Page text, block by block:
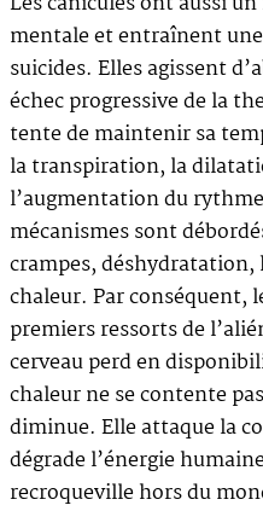
mentale et entraînent
suicides. Elles agissent
échec progressive de la
tente de maintenir sa
la transpiration, la
l’augmentation du
mécanismes sont
crampes,
chaleur. Par conséquent,
premiers ressorts de
cerveau perd en
chaleur ne se contente
diminue. Elle attaque la
dégrade l’énergie
recroqueville hors du